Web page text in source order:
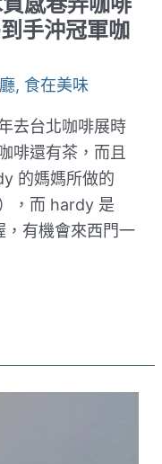
手沖冠軍咖
, 食在美味
去台北咖啡展時
啡還有茶，而且
的媽媽所做的
，而 hardy 是
，有機會來西門一